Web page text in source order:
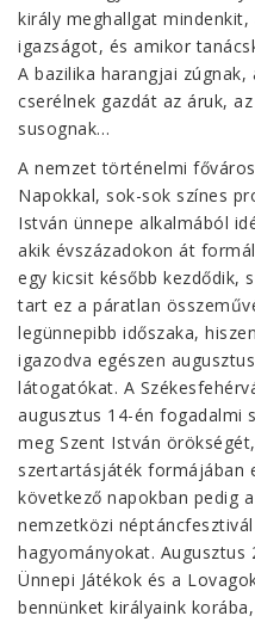
király meghallgat
igazságot, és amikor
A bazilika harangjai
cserélnek gazdát az áruk,
susognak…
A nemzet történelmi
Napokkal, sok-sok színes
István ünnepe alkalmából
akik évszázadokon át
egy kicsit később kezdődik,
tart ez a páratlan
legünnepibb időszaka,
igazodva egészen
látogatókat. A
augusztus 14-én fogadalmi
meg Szent István
szertartásjáték formájában
következő napokban pedig
nemzetközi
hagyományokat. Augusztus
Ünnepi Játékok és a
bennünket királyaink